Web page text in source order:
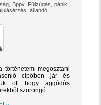
Bppv Fülzúgás
pánik
állandó
történetem megosztani
cipőben jár és
ott hogy aggódós
szorongó ...